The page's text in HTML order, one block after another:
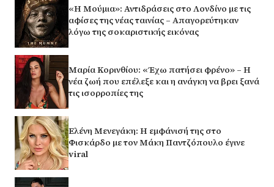
«Η Μούμια»: Αντιδράσεις στο Λονδίνο με τις
αφίσες της νέας ταινίας – Απαγορεύτηκαν
λόγω της σοκαριστικής εικόνας
Μαρία Κορινθίου: «Έχω πατήσει φρένο» – Η
νέα ζωή που επέλεξε και η ανάγκη να βρει ξανά
τις ισορροπίες της
Ελένη Μενεγάκη: Η εμφάνισή της στο
Φισκάρδο με τον Μάκη Παντζόπουλο έγινε
viral